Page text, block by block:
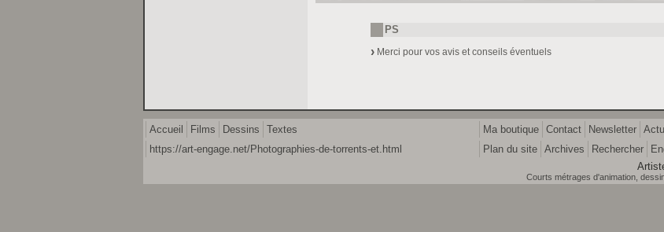
PS
Merci pour vos avis et conseils éventuels
Accueil Films Dessins
Textes
https://art-engage.net/Photographies-de-torrents-et.html
Ma boutique Contact Newsletter
Plan du site Archives Rechercher
Courts métrages d'animation,